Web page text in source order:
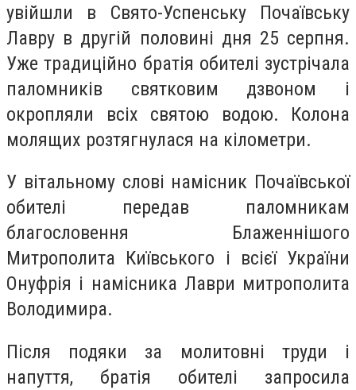
увійшли в Свято-Успенську Почаївську
Лавру в другій половині дня 25 серпня.
Уже традиційно братія обителі зустрічала
паломників святковим дзвоном і
окропляли всіх святою водою. Колона
молящих розтягнулася на кілометри.
У вітальному слові намісник Почаївської
обителі передав паломникам
благословення Блаженнішого
Митрополита Київського і всієї України
Онуфрія і намісника Лаври митрополита
Володимира.
Після подяки за молитовні труди і
напуття, братія обителі запросила